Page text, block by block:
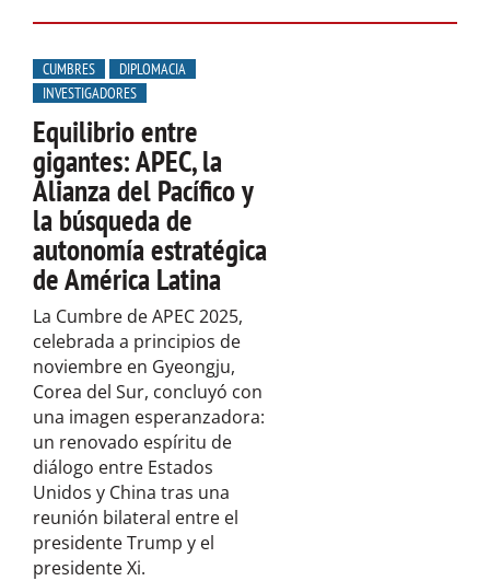
CUMBRES
DIPLOMACIA
INVESTIGADORES
Equilibrio entre
gigantes: APEC, la
Alianza del Pacífico y
la búsqueda de
autonomía estratégica
de América Latina
La Cumbre de APEC 2025,
celebrada a principios de
noviembre en Gyeongju,
Corea del Sur, concluyó con
una imagen esperanzadora:
un renovado espíritu de
diálogo entre Estados
Unidos y China tras una
reunión bilateral entre el
presidente Trump y el
presidente Xi.